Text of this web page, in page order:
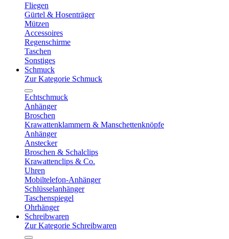
Fliegen
Gürtel & Hosenträger
Mützen
Accessoires
Regenschirme
Taschen
Sonstiges
Schmuck
Zur Kategorie Schmuck
Echtschmuck
Anhänger
Broschen
Krawattenklammern & Manschettenknöpfe
Anhänger
Anstecker
Broschen & Schalclips
Krawattenclips & Co.
Uhren
Mobiltelefon-Anhänger
Schlüsselanhänger
Taschenspiegel
Ohrhänger
Schreibwaren
Zur Kategorie Schreibwaren